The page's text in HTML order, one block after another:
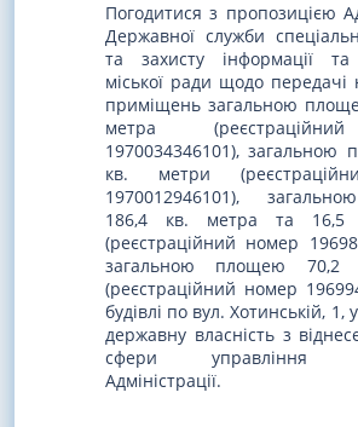
Погодитися з пропозицією
Державної служби
та захисту інформації та
міської ради щодо передачі
приміщень загальною
метра
1970034346101), загальною
кв. метри
1970012946101),
186,4 кв. метра та 16,5
(реєстраційний номер
загальною площею 70,2
(реєстраційний номер
будівлі по вул. Хотинській, 1,
державну власність з
сфери управління
Адміністрації.